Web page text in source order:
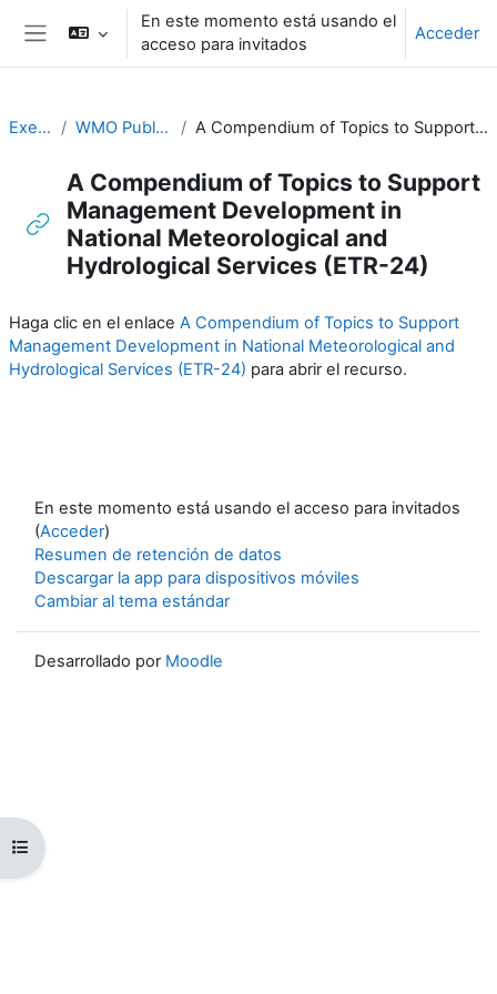
Salta al contenido principal
Panel lateral
En este momento está usando el
acceso para invitados
Acceder
Abrir índice del curso
Executive Training WMO Publications and Additional Resources A Compendium of Topics to Support Management Development in National Meteorological and Hydrological Services (ETR-24)
A Compendium of Topics to Support
Management Development in
National Meteorological and
Hydrological Services (ETR-24)
Haga clic en el enlace A Compendium of Topics to Support
Management Development in National Meteorological and
Hydrological Services (ETR-24) para abrir el recurso.
En este momento está usando el acceso para invitados
(Acceder)
Resumen de retención de datos
Descargar la app para dispositivos móviles
Cambiar al tema estándar
Desarrollado por Moodle